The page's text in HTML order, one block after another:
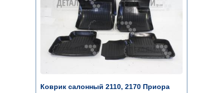
Коврик салонный 2110, 2170 Приора